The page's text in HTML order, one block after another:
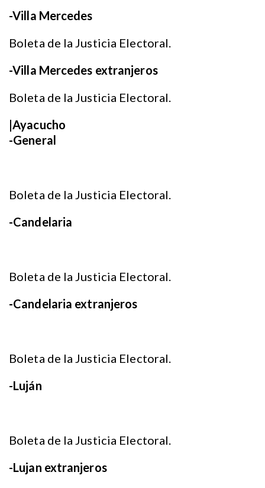
-Villa Mercedes
Boleta de la Justicia Electoral.
-Villa Mercedes extranjeros
Boleta de la Justicia Electoral.
|Ayacucho
-General
Boleta de la Justicia Electoral.
-Candelaria
Boleta de la Justicia Electoral.
-Candelaria extranjeros
Boleta de la Justicia Electoral.
-Luján
Boleta de la Justicia Electoral.
-Lujan extranjeros